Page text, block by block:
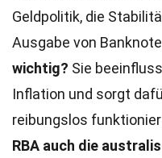
Geldpolitik, die
Ausgabe von
wichtig? Sie
Inflation und sorgt
reibungslos
RBA auch die